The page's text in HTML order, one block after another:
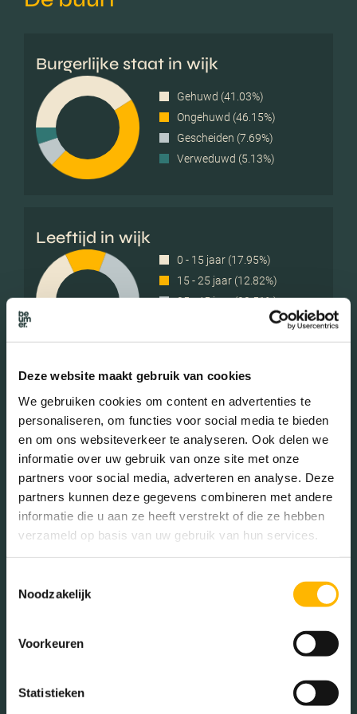
Deze website maakt gebruik van cookies
We gebruiken cookies om content en advertenties te
personaliseren, om functies voor social media te bieden
en om ons websiteverkeer te analyseren. Ook delen we
informatie over uw gebruik van onze site met onze
partners voor social media, adverteren en analyse. Deze
partners kunnen deze gegevens combineren met andere
informatie die u aan ze heeft verstrekt of die ze hebben
verzameld op basis van uw gebruik van hun services.
Noodzakelijk
Voorkeuren
Statistieken
Burgerlijke staat in wijk
Gehuwd (41.03%)
Ongehuwd (46.15%)
Gescheiden (7.69%)
Verweduwd (5.13%)
Leeftijd in wijk
0 - 15 jaar (17.95%)
15 - 25 jaar (12.82%)
25 - 45 jaar (20.51%)
45 - 65 jaar (28.21%)
65+ jaar (20.51%)
Geslacht
Mannen (48.65%)
Vrouwen (51.35%)
Gezinnen met kinderen
Zonder kinderen (30.77%)
Éénpersoons huishoudens